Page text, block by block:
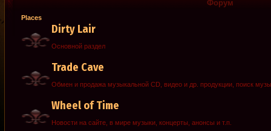
Форум
Places
Dirty Lair
Основной раздел
Trade Cave
Обмен и продажа музыкальной CD, видео и др. продукции, поиск
Wheel of Time
Новости на сайте, в мире музыки, концерты, анонсы и т.п.